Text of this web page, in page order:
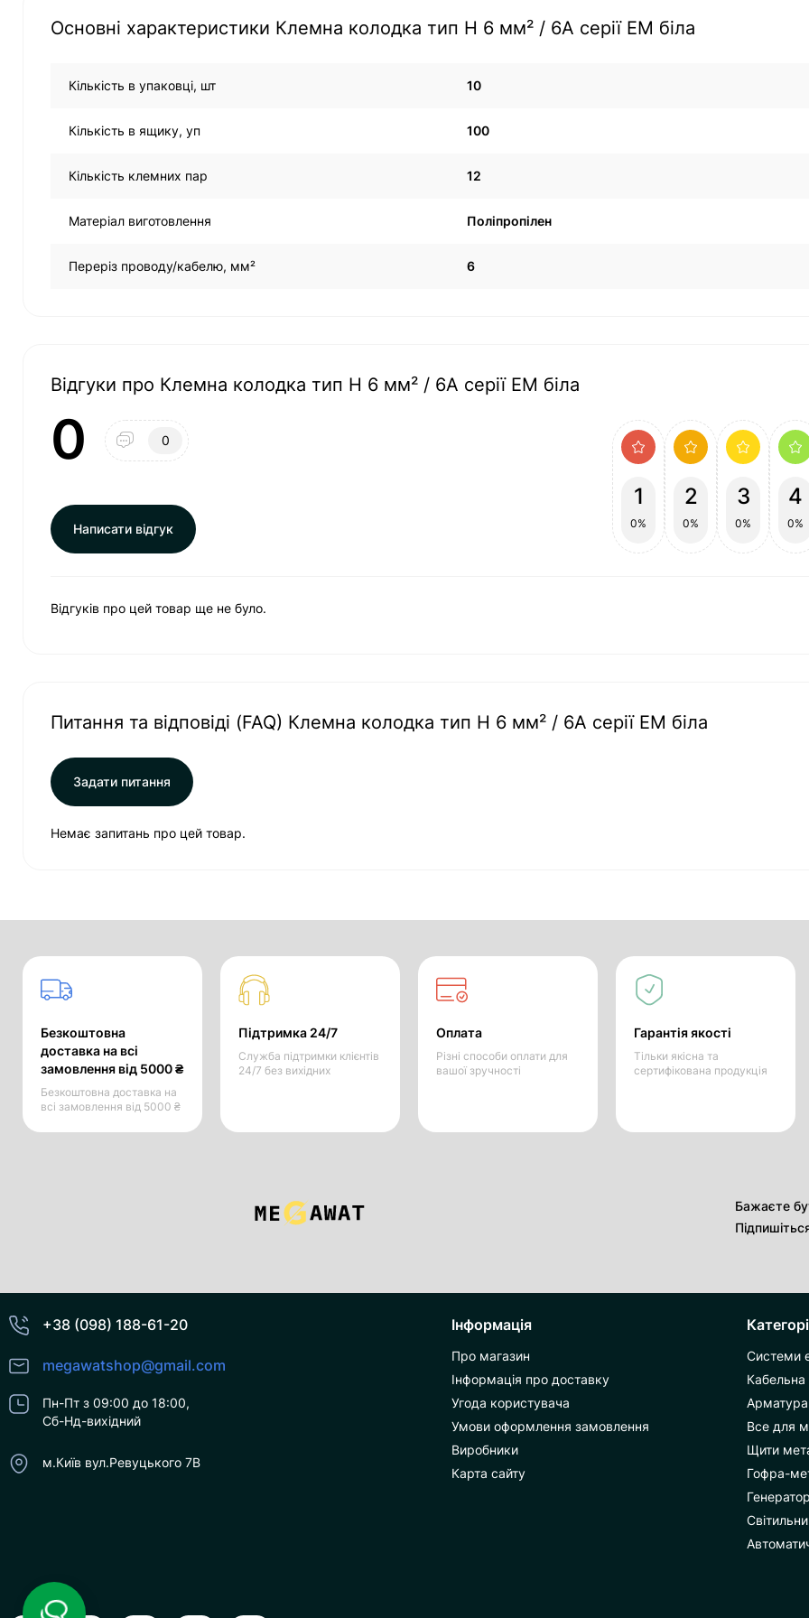
Основні характеристики Клемна колодка тип Н 6 мм² / 6А серії ЕМ біла
Кількість в упаковці, шт 10
Кількість в ящику, уп 100
Кількість клемних пар 12
Матеріал виготовлення Поліпропілен
Переріз проводу/кабелю, мм² 6
Відгуки про Клемна колодка тип Н 6 мм² / 6А серії ЕМ біла
0 0
Написати відгук
1
0%
2
0%
3
0%
4
0%
Відгуків про цей товар ще не було.
Питання та відповіді (FAQ) Клемна колодка тип Н 6 мм² / 6А серії ЕМ біла
Задати питання
Немає запитань про цей товар.
Безкоштовна
доставка на всі
замовлення від 5000 ₴
Безкоштовна доставка на
всі замовлення від 5000 ₴
Підтримка 24/7
Служба підтримки клієнтів
24/7 без вихідних
Оплата
Різні способи оплати для
вашої зручності
Гарантія якості
Тільки якісна та
сертифікована продукція
Бажаєте
+38 (098) 188-61-20
megawatshop@gmail.com
Пн-Пт з 09:00 до 18:00,
Сб-Нд-вихідний
м.Київ вул.Ревуцького 7В
Інформація
Про магазин
Інформація про доставку
Угода користувача
Умови оформлення замовлення
Виробники
Карта сайту
Системи
Кабельна
Все для
Щити
Гофра-